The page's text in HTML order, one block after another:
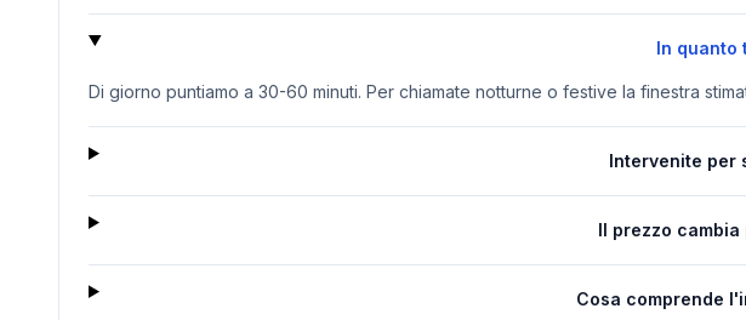
In quanto
Di giorno puntiamo a 30-60 minuti. Per chiamate notturne o festive la finestra
Intervenite per
Il prezzo
Cosa comprende